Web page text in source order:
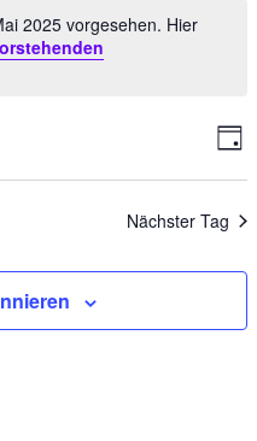
2025 vorgesehen. Hier
Tag
Nächster Tag